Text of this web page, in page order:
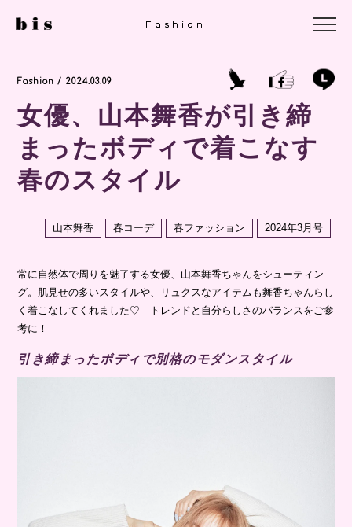
Fashion
Fashion / 2024.03.09
女優、山本舞香が引き締
まったボディで着こなす
春のスタイル
山本舞香 春コーデ 春ファッション 2024年3月号
常に自然体で周りを魅了する女優、山本舞香ちゃんをシューティン
グ。肌見せの多いスタイルや、リュクスなアイテムも舞香ちゃんらし
く着こなしてくれました♡ トレンドと自分らしさのバランスをご参
考に！
引き締まったボディで別格のモダンスタイル
Fashion